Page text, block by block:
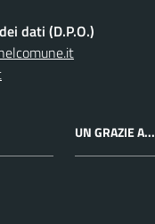
dati (D.P.O.)
UN GRAZIE A...